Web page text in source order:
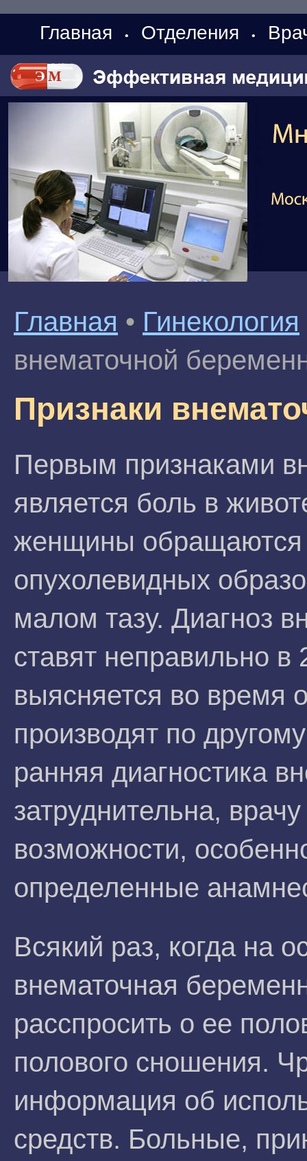
Главная • Отделения •
Главная • Гинекология
внематочной
Признаки
Первым признаками
является боль в
женщины обращаются
опухолевидных
малом тазу. Диагноз
ставят неправильно
выясняется во время
производят по
ранняя диагностика
затруднительна,
возможности,
определенные
Всякий раз, когда на
внематочная
расспросить о ее
полового сношения.
информация об
средств. Больные,